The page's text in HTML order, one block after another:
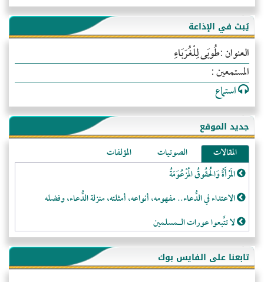
يُبث في الإذاعة
العنوان :طُوبَى لِلْغُرَبَاءِ
المستمعين :
استماع
جديد الموقع
المقالات الصوتيات
المؤلفات
المَرْأَةُ وَالْحُقُوقُ الْمَزْعُوَمَةُ
الاعتداء في الدُّعاء.. مفهومه، أنواعه، أمثلته، منزلة الدُّعاء، وفضله
لا تتَّبعوا عورات الـمسلمين
فقه النَّصيحة عند الصَّحابة الكرام رضي الله عنهم
لَا عِزَّةَ إِلَّا بِالإِسْلَامِ
تابعنا على الفايس بوك